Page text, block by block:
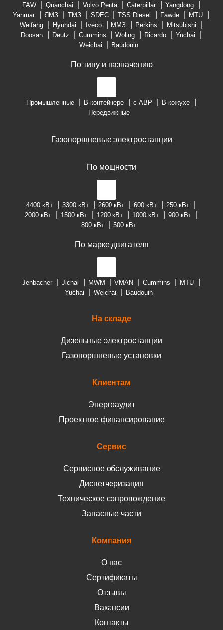
FAW
Quanchai Volvo Penta Caterpillar
Yangdong
Yanmar
ЯМЗ ТМЗ SDEC TSS Diesel Fawde
MTU
Weifang
Hyundai Iveco ММЗ Perkins
Mitsubishi
Doosan
Deutz Cummins Woling Ricardo
Yuchai
Weichai
Baudouin
По типу и назначению
Промышленные В контейнере с АВР
В кожухе
Передвижные
Газопоршневые электростанции
По мощности
4400 кВт 3300 кВт 2600 кВт 600 кВт
250 кВт
2000 кВт
1500 кВт 1200 кВт 1000 кВт
900 кВт
800 кВт
500 кВт
По марке двигателя
Jenbacher Jichai MWM VMAN Cummins
MTU
Yuchai
Weichai Baudouin
На складе
Дизельные электростанции
Газопоршневые установки
Клиентам
Энергоаудит
Проектное финансирование
Сервис
Сервисное обслуживание
Диспетчеризация
Техническое сопровождение
Запасные части
Компания
О нас
Сертификаты
Отзывы
Вакансии
Контакты